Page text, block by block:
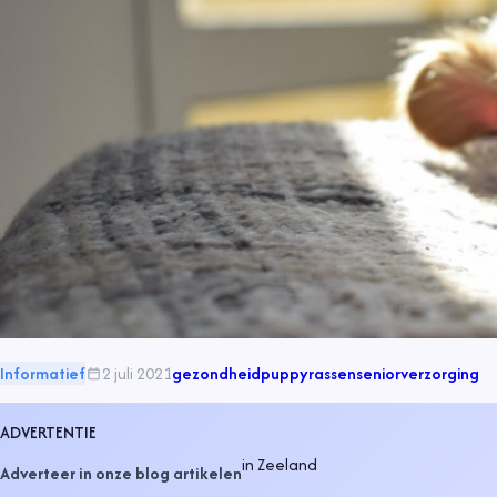
Informatief 2 juli 2021gezondheidpuppyrassenseniorverzorging
ADVERTENTIE
Adverteer in onze blog artikeleninZeeland